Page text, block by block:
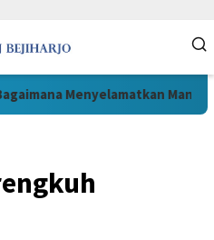
Menyelamatkan Manusia